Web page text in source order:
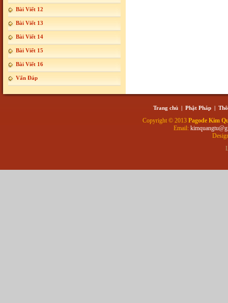
Bài Viết 12
Bài Viết 13
Bài Viết 14
Bài Viết 15
Bài Viết 16
Vấn Đáp
Trang chủ | Phật Pháp |
Copyright © 2013 Pagode Kim
Email: